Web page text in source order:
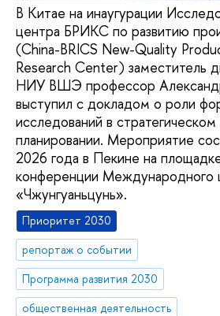
В Китае на инаугурации
центра БРИКС по развитию
(China-BRICS New-Quality
Research Center) заместитель
НИУ ВШЭ профессор
выступил с докладом о роли
исследований в стратегическом
планировании. Мероприятие
2026 года в Пекине на
конференции Международного
«Чжунгуаньцунь».
Приоритет 2030
репортаж о событии
Программа развития 2030
общественная деятельность